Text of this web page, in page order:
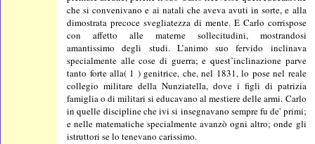
che si convenivano e ai natali che aveva avuti in sorte, e alla
dimostrata precoce svegliatezza di mente. E Carlo corrispose
con affetto alle materne sollecitudini, mostrandosi
amantissimo degli studi. L’animo suo fervido inclinava
specialmente alle cose di guerra; e quest’inclinazione parve
tanto forte alla( 1 ) genitrice, che, nel 1831, lo pose nel reale
collegio militare della Nunziatella, dove i figli di patrizia
famiglia o di militari si educavano al mestiere delle armi. Carlo
in quelle discipline che ivi si insegnavano sempre fu de' primi;
e nelle matematiche specialmente avanzò ogni altro; onde gli
istruttori se lo tenevano carissimo.